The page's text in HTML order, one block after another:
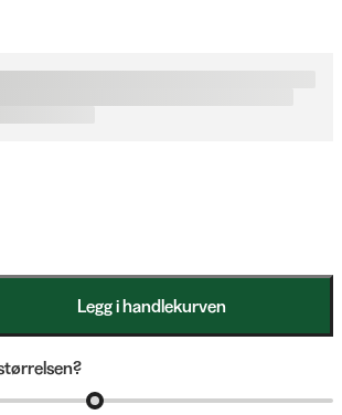
Legg i handlekurven